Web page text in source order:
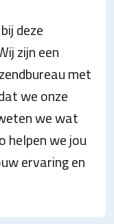
deze
zijn een
met
we onze
we wat
helpen we jou
ervaring en